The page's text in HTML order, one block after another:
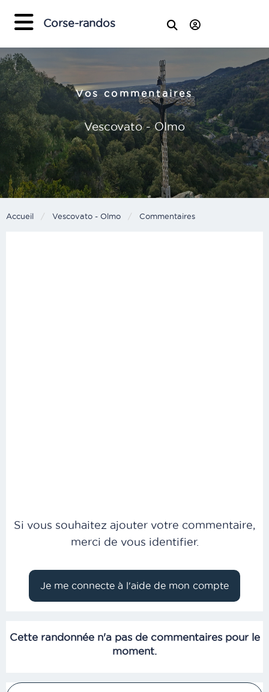
Corse-randos
Vos commentaires
Vescovato - Olmo
Accueil Vescovato - Olmo Current:
Commentaires
Si vous souhaitez ajouter votre commentaire,
merci de vous identifier.
Cette randonnée n'a pas de commentaires pour le
moment.